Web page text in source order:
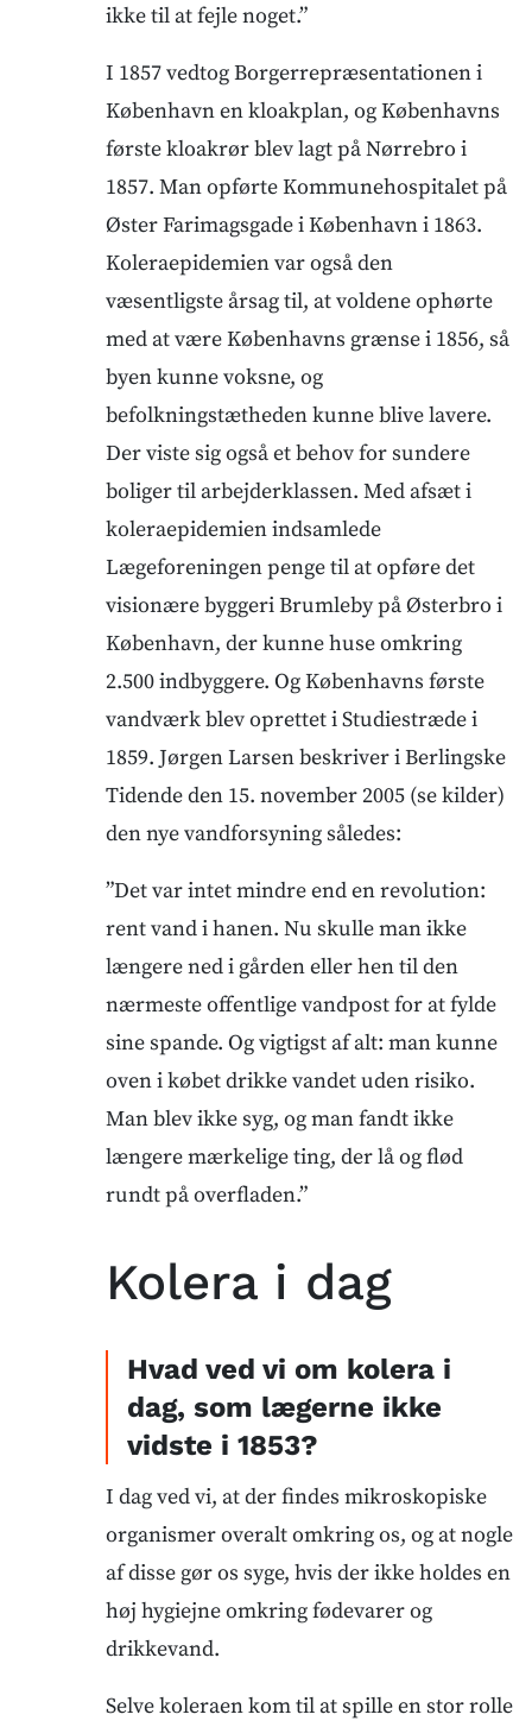
ikke til at fejle noget.”
I 1857 vedtog Borgerrepræsentationen i
København en kloakplan, og Københavns
første kloakrør blev lagt på Nørrebro i
1857. Man opførte Kommunehospitalet på
Øster Farimagsgade i København i 1863.
Koleraepidemien var også den
væsentligste årsag til, at voldene ophørte
med at være Københavns grænse i 1856, så
byen kunne voksne, og
befolkningstætheden kunne blive lavere.
Der viste sig også et behov for sundere
boliger til arbejderklassen. Med afsæt i
koleraepidemien indsamlede
Lægeforeningen penge til at opføre det
visionære byggeri Brumleby på Østerbro i
København, der kunne huse omkring
2.500 indbyggere. Og Københavns første
vandværk blev oprettet i Studiestræde i
1859. Jørgen Larsen beskriver i Berlingske
Tidende den 15. november 2005 (se kilder)
den nye vandforsyning således:
”Det var intet mindre end en revolution:
rent vand i hanen. Nu skulle man ikke
længere ned i gården eller hen til den
nærmeste offentlige vandpost for at fylde
sine spande. Og vigtigst af alt: man kunne
oven i købet drikke vandet uden risiko.
Man blev ikke syg, og man fandt ikke
længere mærkelige ting, der lå og flød
rundt på overfladen.”
Kolera i dag
Hvad ved vi om kolera i
dag, som lægerne ikke
vidste i 1853?
I dag ved vi, at der findes mikroskopiske
organismer overalt omkring os, og at nogle
af disse gør os syge, hvis der ikke holdes en
høj hygiejne omkring fødevarer og
drikkevand.
Selve koleraen kom til at spille en stor rolle